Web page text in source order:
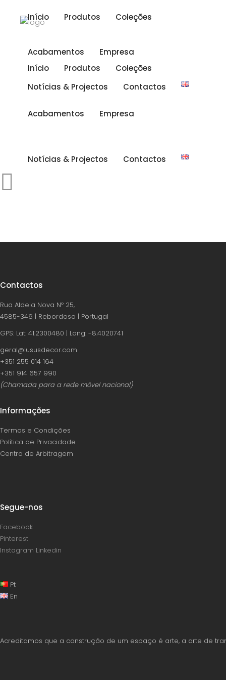
Início Produtos Coleções
Acabamentos Empresa
Notícias & Projectos Contactos
Início Produtos Coleções
Acabamentos Empresa
Notícias & Projectos Contactos
Contactos
Rua Aldeia Nova Nº 25,
4585-346 | Rebordosa | Portugal
GPS: Lat: 41.2300480 | Long: -8.4020741
geral@lususdecor.com
‪+351 255 014 164‬
‪+351 914 657 990
(Chamada para a rede móvel nacional)
Informações
Termos e Condições
Política de Privacidade
Centro de Arbitragem
Segue-nos
Facebook
Pinterest
Instagram Linkedin
Pt
En
Acreditamos que a construção de um espaço é arte, a arte de